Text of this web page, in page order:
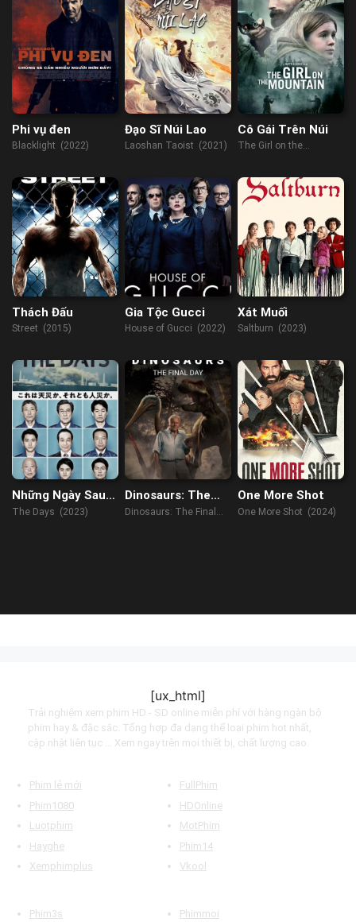
Phi vụ đen
Blacklight (2022)
Đạo Sĩ Núi Lao
Laoshan Taoist (2021)
Cô Gái Trên Núi
The Girl on the
Thách Đấu
Street (2015)
Gia Tộc Gucci
House of Gucci (2022)
Xát Muối
Saltburn (2023)
Những Ngày Sau
Thảm Họa
The Days (2023)
Dinosaurs: The
Final Day with
Dinosaurs: The Final
One More Shot
One More Shot (2024)